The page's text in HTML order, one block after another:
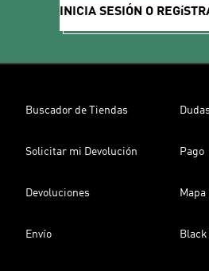
INICIA SESIÓN O
Buscador de Tiendas
Solicitar mi Devolución Pago
Devoluciones
Envío